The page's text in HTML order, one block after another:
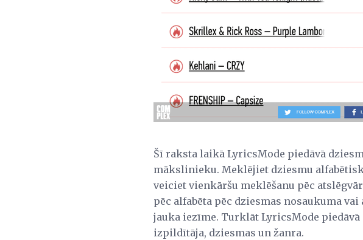
Šī raksta laikā LyricsMode piedāvā
mākslinieku. Meklējiet dziesmu
veiciet vienkāršu meklēšanu pēc
pēc alfabēta pēc dziesmas nosaukuma
jauka iezīme. Turklāt LyricsMode
izpildītāja, dziesmas un žanra.